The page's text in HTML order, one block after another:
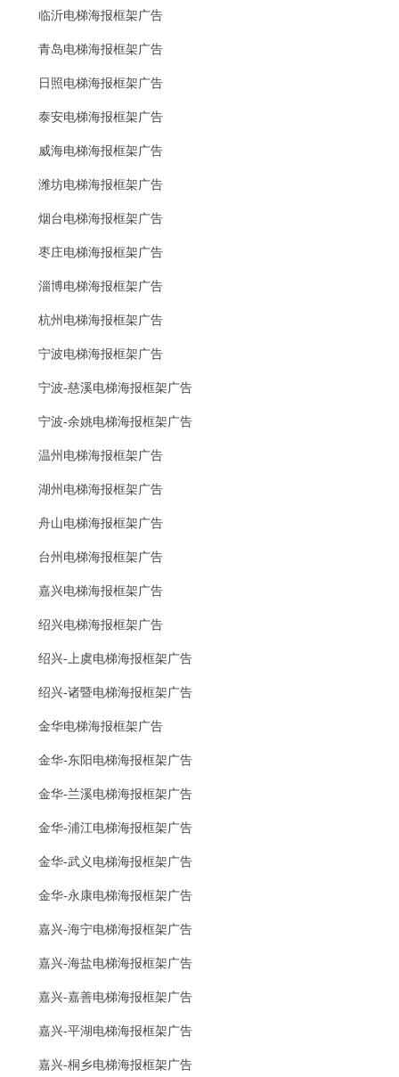
临沂电梯海报框架广告
青岛电梯海报框架广告
日照电梯海报框架广告
泰安电梯海报框架广告
威海电梯海报框架广告
潍坊电梯海报框架广告
烟台电梯海报框架广告
枣庄电梯海报框架广告
淄博电梯海报框架广告
杭州电梯海报框架广告
宁波电梯海报框架广告
宁波-慈溪电梯海报框架广告
宁波-余姚电梯海报框架广告
温州电梯海报框架广告
湖州电梯海报框架广告
舟山电梯海报框架广告
台州电梯海报框架广告
嘉兴电梯海报框架广告
绍兴电梯海报框架广告
绍兴-上虞电梯海报框架广告
绍兴-诸暨电梯海报框架广告
金华电梯海报框架广告
金华-东阳电梯海报框架广告
金华-兰溪电梯海报框架广告
金华-浦江电梯海报框架广告
金华-武义电梯海报框架广告
金华-永康电梯海报框架广告
嘉兴-海宁电梯海报框架广告
嘉兴-海盐电梯海报框架广告
嘉兴-嘉善电梯海报框架广告
嘉兴-平湖电梯海报框架广告
嘉兴-桐乡电梯海报框架广告